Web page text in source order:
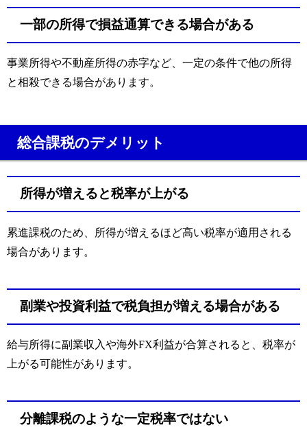
一部の所得で損益通算できる場合がある
事業所得や不動産所得の赤字など、一定の条件で他の所得
と相殺できる場合があります。
総合課税のデメリット
所得が増えると税率が上がる
累進課税のため、所得が増えるほど高い税率が適用される
場合があります。
副業や投資利益で税負担が増える場合がある
給与所得に副業収入や海外FX利益が合算されると、税率が
上がる可能性があります。
分離課税のような一定税率ではない